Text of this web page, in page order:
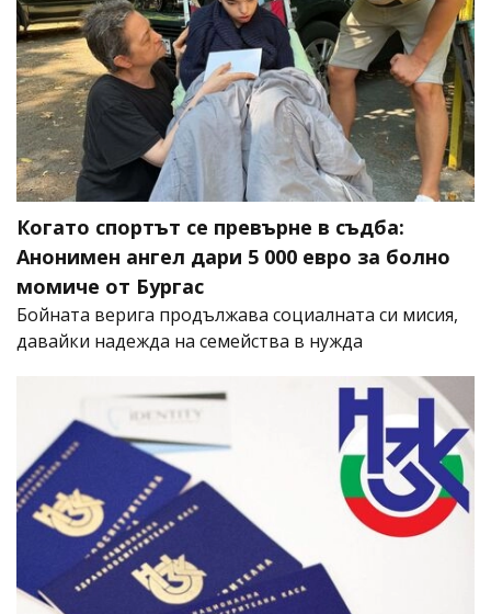
Когато спортът се превърне в съдба:
Анонимен ангел дари 5 000 евро за болно
момиче от Бургас
Бойната верига продължава социалната си мисия,
давайки надежда на семейства в нужда